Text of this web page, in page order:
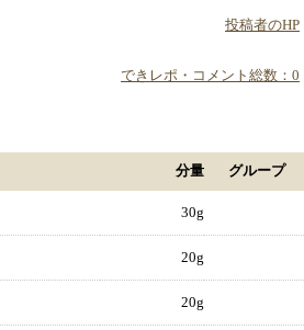
投稿者のHP
できレポ・コメント総数：0
分量 グループ
30g
20g
20g